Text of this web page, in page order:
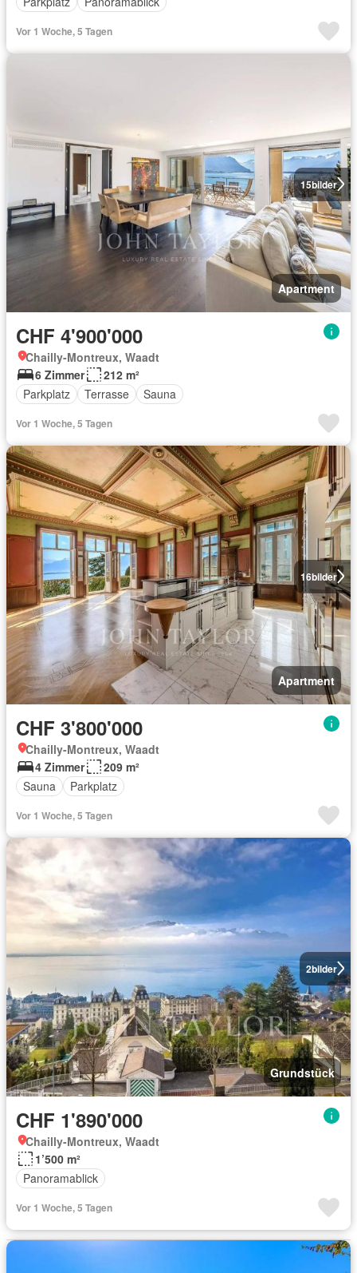
Vor 1 Woche, 5 Tagen
15bilder
Apartment
CHF 4'900'000
Chailly-Montreux, Waadt
6 Zimmer
212 m²
Parkplatz
Terrasse Sauna
Vor 1 Woche, 5 Tagen
16bilder
Apartment
CHF 3'800'000
Chailly-Montreux, Waadt
4 Zimmer
209 m²
Sauna
Parkplatz
Vor 1 Woche, 5 Tagen
2bilder
Grundstück
CHF 1'890'000
Chailly-Montreux, Waadt
1’500 m²
Panoramablick
Vor 1 Woche, 5 Tagen